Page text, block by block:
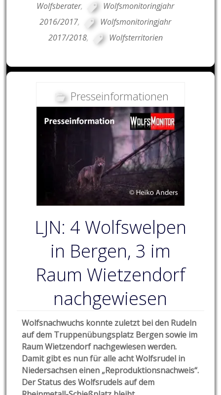
Wolfsberater,
Wolfsmonitoringjahr
2016/2017,
Wolfsmonitoringjahr
2017/2018, Wolfsterritorien
Presseinformationen
LJN: 4 Wolfswelpen
in Bergen, 3 im
Raum Wietzendorf
nachgewiesen
Wolfsnachwuchs konnte zuletzt bei den Rudeln
auf dem Truppenübungsplatz Bergen sowie im
Raum Wietzendorf nachgewiesen werden.
Damit gibt es nun für alle acht Wolfsrudel in
Niedersachsen einen „Reproduktionsnachweis“.
Der Status des Wolfsrudels auf dem